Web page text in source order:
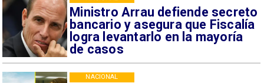
Ministro Arrau defiende secreto
bancario y asegura que Fiscalía
logra levantarlo en la mayoría
de casos
NACIONAL